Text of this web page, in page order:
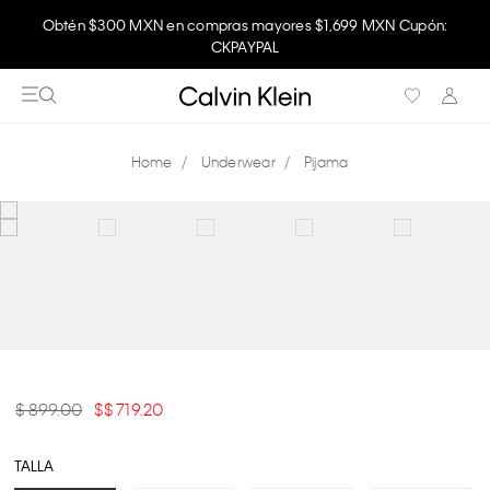
Obtén $300 MXN en compras mayores $1,699 MXN Cupón:
CKPAYPAL
Underwear Pijama
$ 899.00 $ 719.20
TALLA